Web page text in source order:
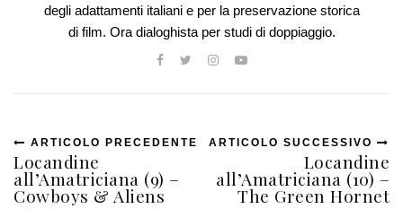
degli adattamenti italiani e per la preservazione storica
di film. Ora dialoghista per studi di doppiaggio.
ARTICOLO PRECEDENTE
Locandine
all’Amatriciana (9) –
Cowboys & Aliens
ARTICOLO SUCCESSIVO
Locandine
all’Amatriciana (10) –
The Green Hornet